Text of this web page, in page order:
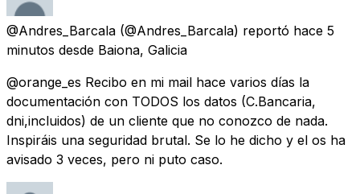
@Andres_Barcala (@Andres_Barcala) reportó hace 5
minutos desde Baiona, Galicia
@orange_es Recibo en mi mail hace varios días la
documentación con TODOS los datos (C.Bancaria,
dni,incluidos) de un cliente que no conozco de nada.
Inspiráis una seguridad brutal. Se lo he dicho y el os ha
avisado 3 veces, pero ni puto caso.